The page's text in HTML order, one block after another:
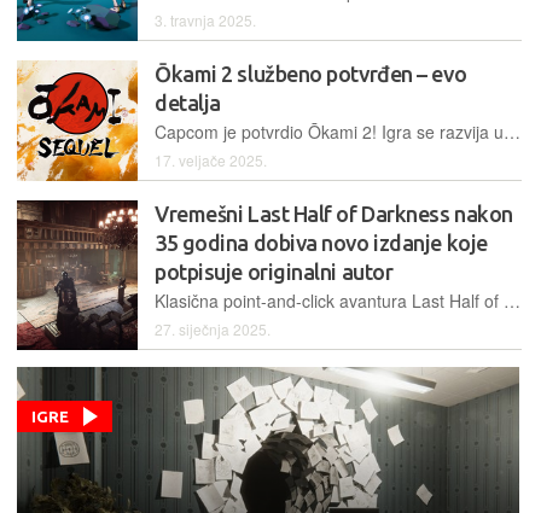
3. travnja 2025.
Ōkami 2 službeno potvrđen – evo
detalja
Capcom je potvrdio Ōkami 2! Igra se razvija u RE Engineu, Hideki Kamiya se vraća kao redatelj, a IGN donosi prve detalje o razvoju, uključenim studijima i povratku skladatelja Reija Kondoha.
17. veljače 2025.
Vremešni Last Half of Darkness nakon
35 godina dobiva novo izdanje koje
potpisuje originalni autor
Klasična point-and-click avantura Last Half of Darkness za deset dana stiže na Steam u osuvremenjenom izdanju, koje donosi novu grafiku, izmijenjenu igrivost i još veći broj zagonetki
27. siječnja 2025.
IGRE